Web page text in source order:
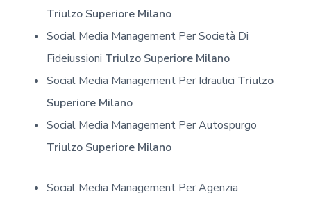
Triulzo Superiore Milano
Social Media Management Per Società Di
Fideiussioni Triulzo Superiore Milano
Social Media Management Per Idraulici Triulzo
Superiore Milano
Social Media Management Per Autospurgo
Triulzo Superiore Milano
Social Media Management Per Agenzia